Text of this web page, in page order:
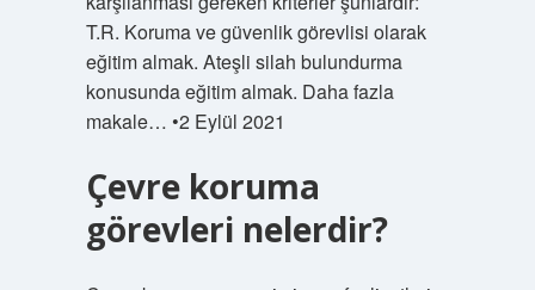
T.R. Koruma ve güvenlik görevlisi olarak
eğitim almak. Ateşli silah bulundurma
konusunda eğitim almak. Daha fazla
makale… •2 Eylül 2021
Çevre koruma
görevleri nelerdir?